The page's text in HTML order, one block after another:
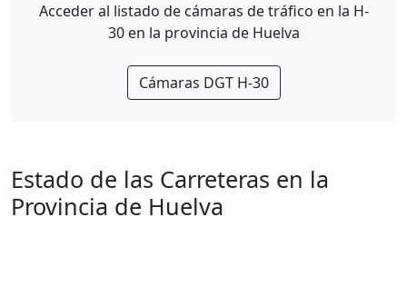
Acceder al listado de cámaras de tráfico en la H-
30 en la provincia de Huelva
Cámaras DGT H-30
Estado de las Carreteras en la
Provincia de Huelva